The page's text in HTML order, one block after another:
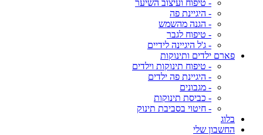
- טיפוח ועיצוב השיער
- היגיינת פה
- הגנה מהשמש
- טיפוח לגבר
- ג'ל היגיינה לידיים
פארם ילדים ותינוקות
- טיפוח תינוקות וילדים
- היגיינת פה ילדים
- מגבונים
- כביסת תינוקות
- חיטוי בסביבת תינוק
בלוג
החשבון שלי